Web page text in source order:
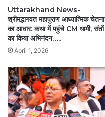
Uttarakhand News-
श्रीमद्भागवत महापुराण आध्यात्मिक चेतना
का आधार: कथा में पहुंचे CM धामी, संतों
का किया अभिनंदन…..
April 1, 2026